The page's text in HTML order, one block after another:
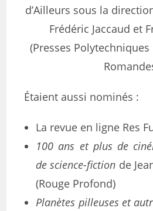
d’Ailleurs sous la
Frédéric Jaccaud et
(Presses
Étaient aussi nominés :
La revue en ligne Res
100 ans et plus de
de science-fiction de
(Rouge Profond)
Planètes pilleuses et